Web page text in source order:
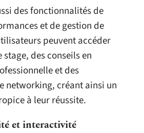
des fonctionnalités de
et de gestion de
peuvent accéder
stage, des conseils en
et des
networking, créant ainsi un
à leur réussite.
et interactivité